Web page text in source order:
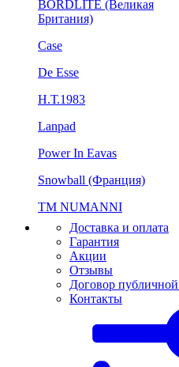
BORDLITE (Великая
Британия)
Case
De Esse
H.Т.1983
Lanpad
Power In Eavas
Snowball (Франция)
ТМ NUMANNI
Доставка и оплата
Гарантия
Акции
Отзывы
Договор
Контакты